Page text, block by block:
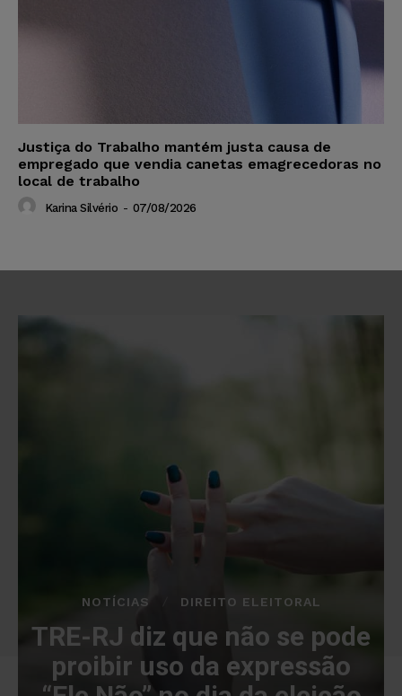
Justiça do Trabalho mantém justa causa de
empregado que vendia canetas emagrecedoras no
local de trabalho
Karina Silvério - 07/08/2026